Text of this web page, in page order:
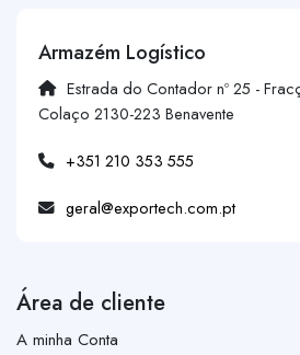
Armazém Logístico
Estrada do Contador nº 25 -
Colaço 2130-223 Benavente
+351 210 353 555
geral@exportech.com.pt
Área de cliente
A minha Conta